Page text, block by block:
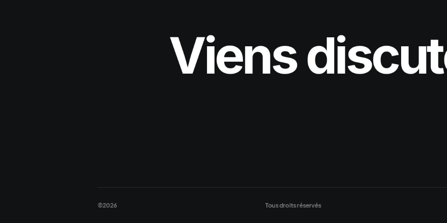
Viens
©2026 Tous droits réservés